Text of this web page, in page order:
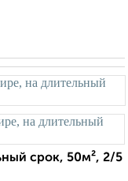
срок, 50м², 2/5